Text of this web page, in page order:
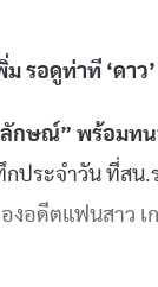
รอดูท่าที ‘ดาว
ลักษณ์” พร้อมทน
ประจำวัน ที่สน.
อดีตแฟนสาว